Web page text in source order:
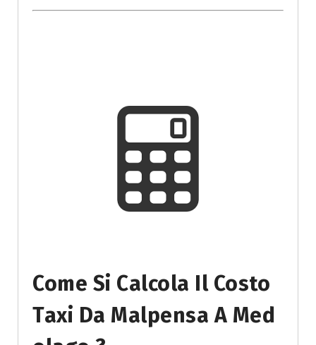
Come Si Calcola Il Costo
Taxi Da Malpensa A Med